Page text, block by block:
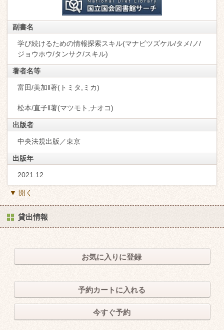
副書名
学び続けるための情報探索スキル(マナビツズケル/タメ/ノ/
ジョウホウ/タンサク/スキル)
著者名等
富田/美加‖著(トミタ,ミカ)
松本/直子‖著(マツモト,ナオコ)
出版者
中央法規出版／東京
出版年
2021.12
▼ 開く
貸出情報
お気に入りに登録
予約カートに入れる
今すぐ予約